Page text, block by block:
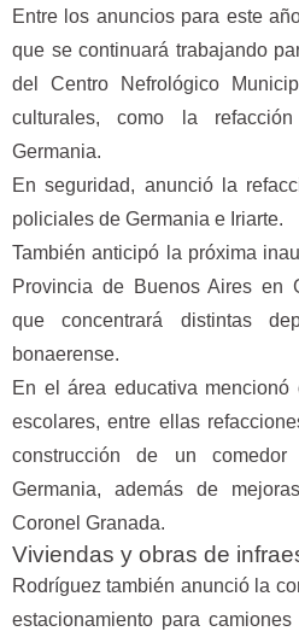
Entre los anuncios para este
que se continuará trabajando
del Centro Nefrológico
culturales, como la
Germania.
En seguridad, anunció la
policiales de Germania e Iriarte.
También anticipó la próxima
Provincia de Buenos Aires en
que concentrará distintas
bonaerense.
En el área educativa mencionó
escolares, entre ellas
construcción de un
Germania, además de
Coronel Granada.
Viviendas y obras de
Rodríguez también anunció la
estacionamiento para